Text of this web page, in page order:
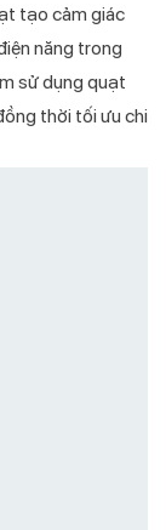
tạo cảm giác
năng trong
sử dụng quạt
thời tối ưu chi